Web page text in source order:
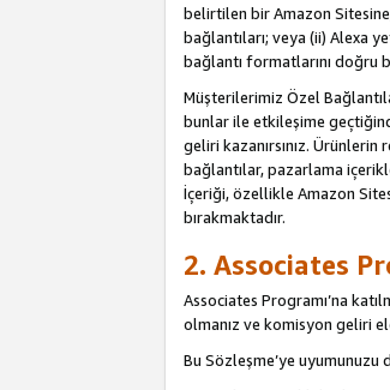
belirtilen bir Amazon
bağlantıları; veya (ii) Alexa
bağlantı formatlarını doğru
Müşterilerimiz Özel
bunlar ile etkileşime
geliri kazanırsınız.
bağlantılar, pazarlama
İçeriği, özellikle Amazon
bırakmaktadır.
2. Associates
Associates Programı’na
olmanız ve komisyon geliri
Bu Sözleşme’ye